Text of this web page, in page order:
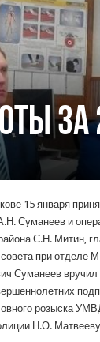
за
15 января
Суманеев и
С.Н. Митин,
при отделе
Суманеев
розыска
Н.О.